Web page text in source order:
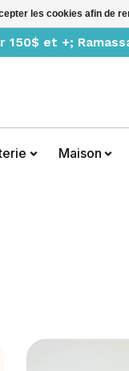
et +;
Maison
les cookies afin de